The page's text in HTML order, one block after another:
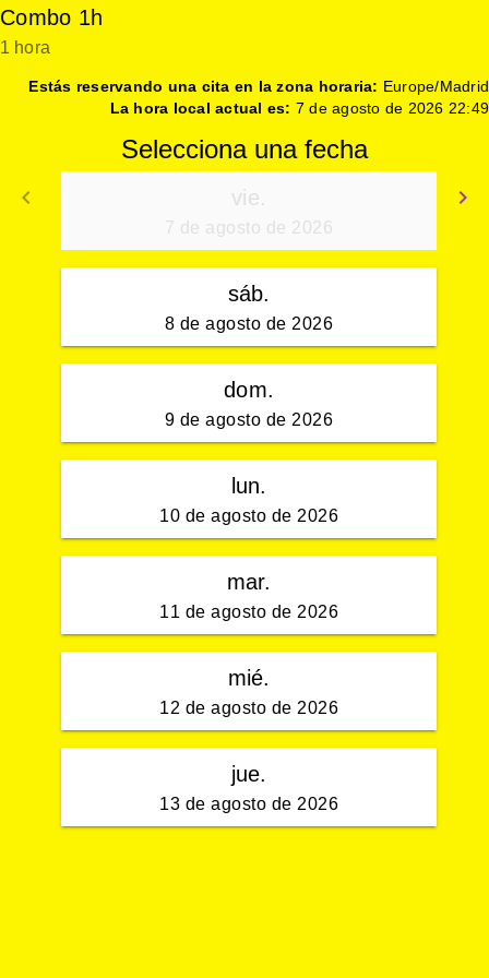
Combo 1h
1 hora
Estás reservando una cita en la zona horaria: Europe/Madrid
La hora local actual es: 7 de agosto de 2026 22:49
Selecciona una fecha
keyboard_arrow_left
Volver
keyboard_arrow_right
vie.
7 de agosto de 2026
sáb.
8 de agosto de 2026
dom.
9 de agosto de 2026
lun.
10 de agosto de 2026
mar.
11 de agosto de 2026
mié.
12 de agosto de 2026
jue.
13 de agosto de 2026